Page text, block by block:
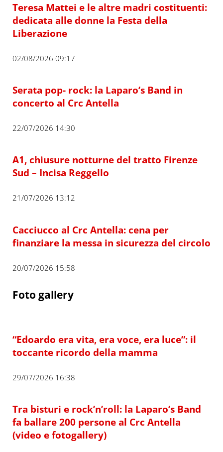
Teresa Mattei e le altre madri costituenti:
dedicata alle donne la Festa della
Liberazione
02/08/2026 09:17
Serata pop- rock: la Laparo’s Band in
concerto al Crc Antella
22/07/2026 14:30
A1, chiusure notturne del tratto Firenze
Sud – Incisa Reggello
21/07/2026 13:12
Cacciucco al Crc Antella: cena per
finanziare la messa in sicurezza del circolo
20/07/2026 15:58
Foto gallery
“Edoardo era vita, era voce, era luce”: il
toccante ricordo della mamma
29/07/2026 16:38
Tra bisturi e rock’n’roll: la Laparo’s Band
fa ballare 200 persone al Crc Antella
(video e fotogallery)